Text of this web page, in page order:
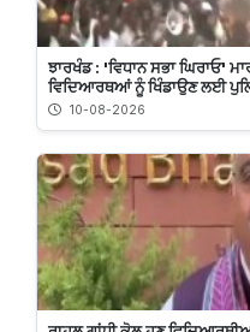
ਝਾਰਖੰਡ : 'ਵਿਧਾਨ ਸਭਾ ਘਿਰਾਓ'
ਵਿਦਿਆਰਥਆਂ ਨੂੰ ਖਿੰਡਾਉਣ ਲਈ
10-08-2026